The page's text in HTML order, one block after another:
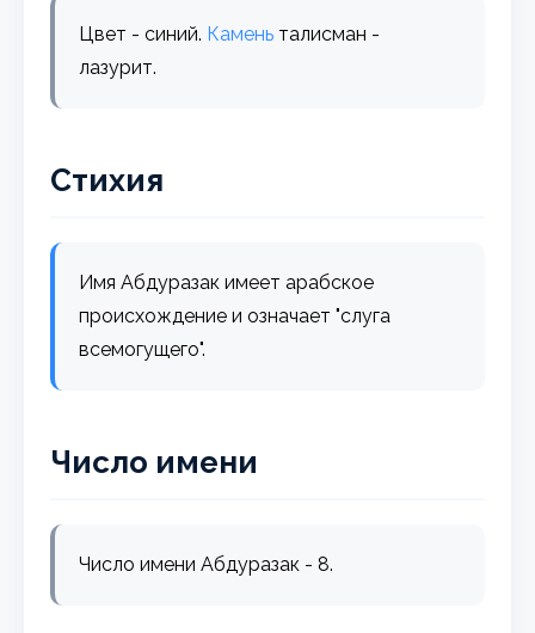
Цвет - синий. Камень талисман -
лазурит.
Стихия
Имя Абдуразак имеет арабское
происхождение и означает "слуга
всемогущего".
Число имени
Число имени Абдуразак - 8.